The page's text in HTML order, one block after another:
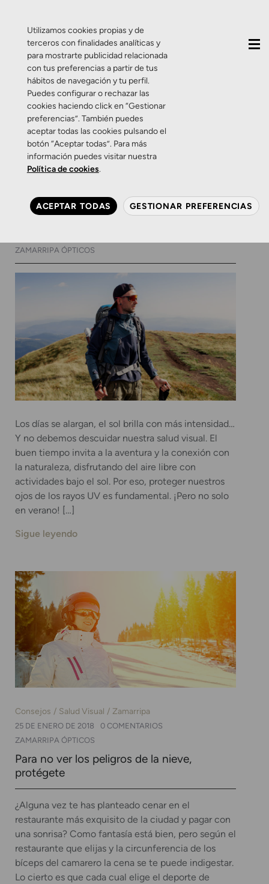
Etiqueta:Protegerte de
los rayos ultravioleta
Productos Salud Visual
Claramente, las gafas de sol
que necesitas este verano
ZAMARRIPA ÓPTICOS
Los días se alargan, el sol brilla con más intensidad…
Y no debemos descuidar nuestra salud visual. El
buen tiempo invita a la aventura y la conexión con
la naturaleza, disfrutando del aire libre con
actividades bajo el sol. Por eso, proteger nuestros
ojos de los rayos UV es fundamental. ¡Pero no solo
en verano! […]
Sigue leyendo
Consejos Salud Visual Zamarripa
25 DE ENERO DE 2018
0 COMENTARIOS
ZAMARRIPA ÓPTICOS
Para no ver los peligros de la nieve,
protégete
¿Alguna vez te has planteado cenar en el
restaurante más exquisito de la ciudad y pagar con
una sonrisa? Como fantasía está bien, pero según el
restaurante que elijas y la circunferencia de los
bíceps del camarero la cena se te puede indigestar.
Lo cierto es que cada cual elige el deporte de
Utilizamos cookies propias y de
terceros con finalidades analíticas y
para mostrarte publicidad relacionada
con tus preferencias a partir de tus
hábitos de navegación y tu perfil.
Puedes configurar o rechazar las
cookies haciendo click en “Gestionar
preferencias”. También puedes
aceptar todas las cookies pulsando el
botón “Aceptar todas”. Para más
información puedes visitar nuestra
Política de cookies.
ACEPTAR TODAS GESTIONAR PREFERENCIAS